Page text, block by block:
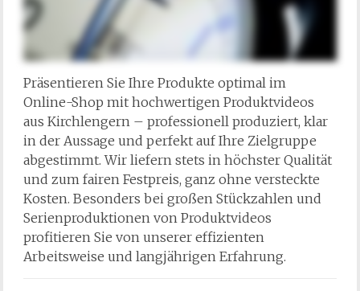
Präsentieren Sie Ihre Produkte optimal im
Online-Shop mit hochwertigen Produktvideos
aus Kirchlengern – professionell produziert, klar
in der Aussage und perfekt auf Ihre Zielgruppe
abgestimmt. Wir liefern stets in höchster Qualität
und zum fairen Festpreis, ganz ohne versteckte
Kosten. Besonders bei großen Stückzahlen und
Serienproduktionen von Produktvideos
profitieren Sie von unserer effizienten
Arbeitsweise und langjährigen Erfahrung.